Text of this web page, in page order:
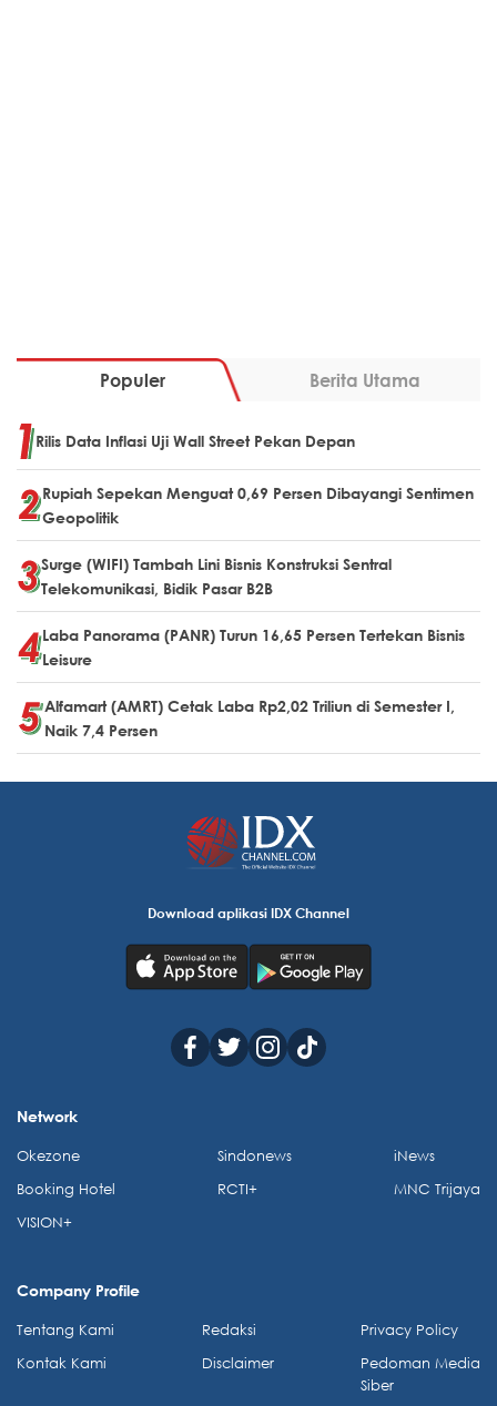
Populer Berita Utama
Rilis Data Inflasi Uji Wall Street Pekan Depan
Rupiah Sepekan Menguat 0,69 Persen Dibayangi Sentimen
Geopolitik
Surge (WIFI) Tambah Lini Bisnis Konstruksi Sentral
Telekomunikasi, Bidik Pasar B2B
Laba Panorama (PANR) Turun 16,65 Persen Tertekan Bisnis
Leisure
Alfamart (AMRT) Cetak Laba Rp2,02 Triliun di Semester I,
Naik 7,4 Persen
Download aplikasi IDX Channel
Network
Okezone
Booking Hotel
VISION+
Sindonews
RCTI+
iNews
MNC Trijaya
Company Profile
Tentang Kami
Kontak Kami
Redaksi
Disclaimer
Privacy Policy
Pedoman Media
Siber